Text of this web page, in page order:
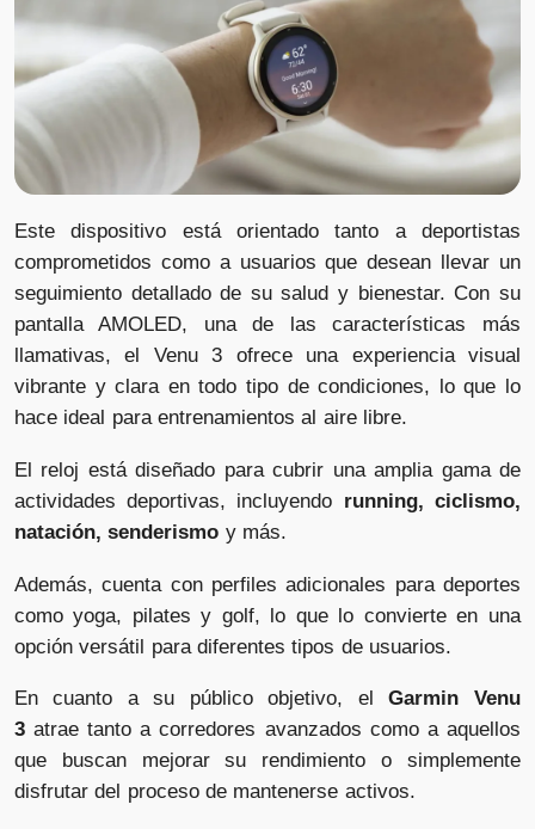
Este dispositivo está orientado tanto a deportistas
comprometidos como a usuarios que desean llevar un
seguimiento detallado de su salud y bienestar. Con su
pantalla AMOLED, una de las características más
llamativas, el Venu 3 ofrece una experiencia visual
vibrante y clara en todo tipo de condiciones, lo que lo
hace ideal para entrenamientos al aire libre.
El reloj está diseñado para cubrir una amplia gama de
actividades deportivas, incluyendo running, ciclismo,
natación, senderismo y más.
Además, cuenta con perfiles adicionales para deportes
como yoga, pilates y golf, lo que lo convierte en una
opción versátil para diferentes tipos de usuarios.
En cuanto a su público objetivo, elGarmin Venu
3 atrae tanto a corredores avanzados como a aquellos
que buscan mejorar su rendimiento o simplemente
disfrutar del proceso de mantenerse activos.